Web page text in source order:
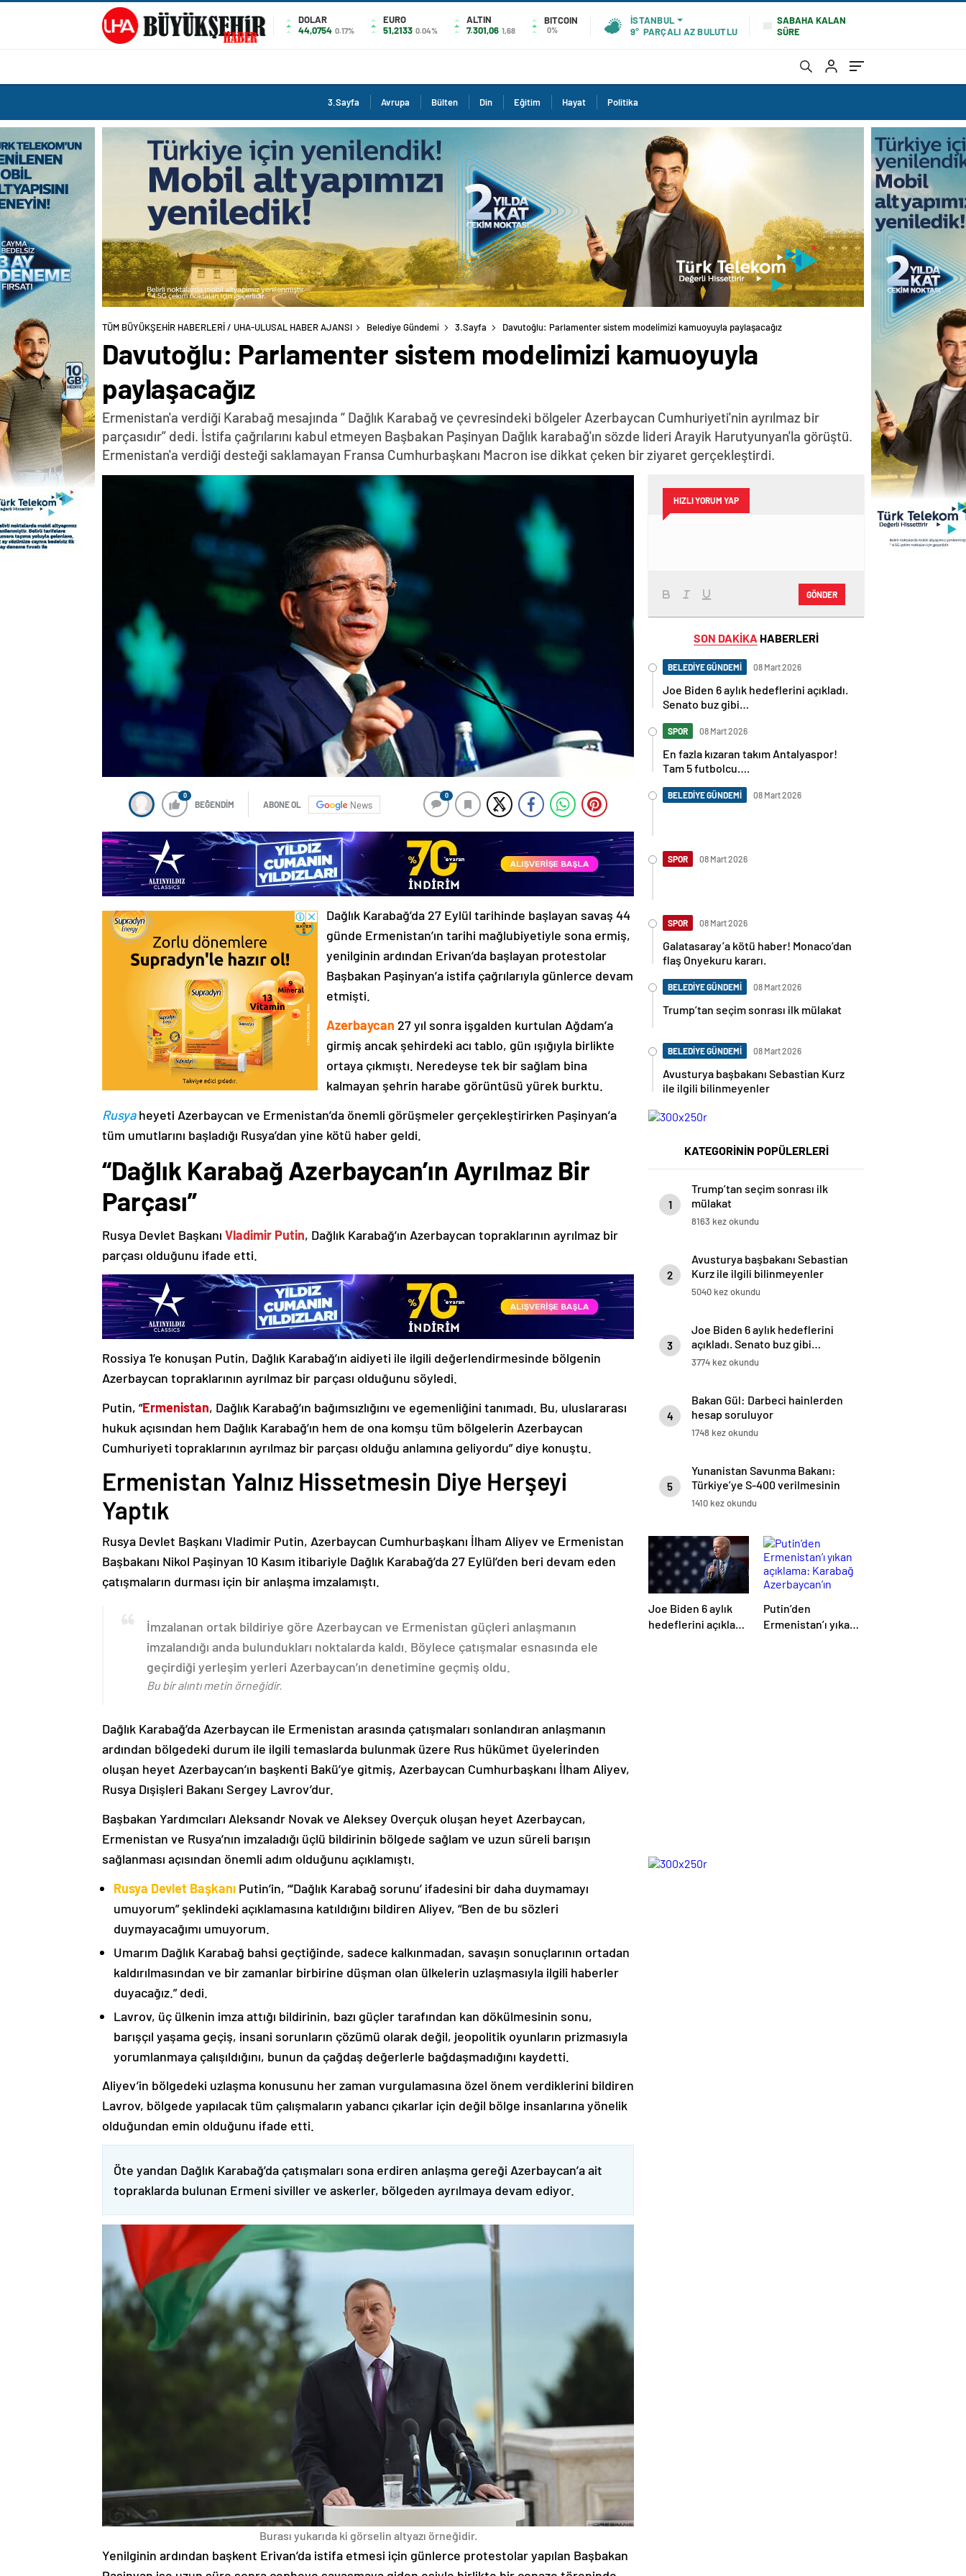
DOLAR
44,0754 0.17%
EURO
51,2133 0.04%
ALTIN
7.301,06 1,68
BITCOIN
0%
İSTANBUL
9° PARÇALI AZ BULUTLU
SABAHA KALAN
SÜRE
3.Sayfa Avrupa Bülten Din Eğitim Hayat Politika
TÜM BÜYÜKŞEHİR HABERLERİ / UHA-ULUSAL HABER AJANSI Belediye Gündemi 3.Sayfa Davutoğlu: Parlamenter sistem modelimizi kamuoyuyla paylaşacağız
Davutoğlu: Parlamenter sistem modelimizi kamuoyuyla
paylaşacağız
Ermenistan'a verdiği Karabağ mesajında “ Dağlık Karabağ ve çevresindeki bölgeler Azerbaycan Cumhuriyeti'nin ayrılmaz bir
parçasıdır” dedi. İstifa çağrılarını kabul etmeyen Başbakan Paşinyan Dağlık karabağ'ın sözde lideri Arayik Harutyunyan'la görüştü.
Ermenistan'a verdiği desteği saklamayan Fransa Cumhurbaşkanı Macron ise dikkat çeken bir ziyaret gerçekleştirdi.
0
BEĞENDİM ABONE OL News
0
Dağlık Karabağ’da 27 Eylül tarihinde başlayan savaş 44
günde Ermenistan’ın tarihi mağlubiyetiyle sona ermiş,
yenilginin ardından Erivan’da başlayan protestolar
Başbakan Paşinyan’a istifa çağrılarıyla günlerce devam
etmişti.
Azerbaycan 27 yıl sonra işgalden kurtulan Ağdam’a
girmiş ancak şehirdeki acı tablo, gün ışığıyla birlikte
ortaya çıkmıştı. Neredeyse tek bir sağlam bina
kalmayan şehrin harabe görüntüsü yürek burktu.
Rusyaheyeti Azerbaycan ve Ermenistan’da önemli görüşmeler gerçekleştirirken Paşinyan’a
tüm umutlarını başladığı Rusya’dan yine kötü haber geldi.
“Dağlık Karabağ Azerbaycan’ın Ayrılmaz Bir
Parçası”
Rusya Devlet Başkanı Vladimir Putin, Dağlık Karabağ’ın Azerbaycan topraklarının ayrılmaz bir
parçası olduğunu ifade etti.
Rossiya 1’e konuşan Putin, Dağlık Karabağ’ın aidiyeti ile ilgili değerlendirmesinde bölgenin
Azerbaycan topraklarının ayrılmaz bir parçası olduğunu söyledi.
Putin, “Ermenistan, Dağlık Karabağ’ın bağımsızlığını ve egemenliğini tanımadı. Bu, uluslararası
hukuk açısından hem Dağlık Karabağ’ın hem de ona komşu tüm bölgelerin Azerbaycan
Cumhuriyeti topraklarının ayrılmaz bir parçası olduğu anlamına geliyordu” diye konuştu.
Ermenistan Yalnız Hissetmesin Diye Herşeyi
Yaptık
Rusya Devlet Başkanı Vladimir Putin, Azerbaycan Cumhurbaşkanı İlham Aliyev ve Ermenistan
Başbakanı Nikol Paşinyan 10 Kasım itibariyle Dağlık Karabağ’da 27 Eylül’den beri devam eden
çatışmaların durması için bir anlaşma imzalamıştı.
İmzalanan ortak bildiriye göre Azerbaycan ve Ermenistan güçleri anlaşmanın
imzalandığı anda bulundukları noktalarda kaldı. Böylece çatışmalar esnasında ele
geçirdiği yerleşim yerleri Azerbaycan’ın denetimine geçmiş oldu.
Bu bir alıntı metin örneğidir.
Dağlık Karabağ’da Azerbaycan ile Ermenistan arasında çatışmaları sonlandıran anlaşmanın
ardından bölgedeki durum ile ilgili temaslarda bulunmak üzere Rus hükümet üyelerinden
oluşan heyet Azerbaycan’ın başkenti Bakü’ye gitmiş, Azerbaycan Cumhurbaşkanı İlham Aliyev,
Rusya Dışişleri Bakanı Sergey Lavrov’dur.
Başbakan Yardımcıları Aleksandr Novak ve Aleksey Overçuk oluşan heyet Azerbaycan,
Ermenistan ve Rusya’nın imzaladığı üçlü bildirinin bölgede sağlam ve uzun süreli barışın
sağlanması açısından önemli adım olduğunu açıklamıştı.
Rusya Devlet Başkanı Putin’in, “‘Dağlık Karabağ sorunu’ ifadesini bir daha duymamayı
umuyorum” şeklindeki açıklamasına katıldığını bildiren Aliyev, “Ben de bu sözleri
duymayacağımı umuyorum.
Umarım Dağlık Karabağ bahsi geçtiğinde, sadece kalkınmadan, savaşın sonuçlarının ortadan
kaldırılmasından ve bir zamanlar birbirine düşman olan ülkelerin uzlaşmasıyla ilgili haberler
duyacağız.” dedi.
Lavrov, üç ülkenin imza attığı bildirinin, bazı güçler tarafından kan dökülmesinin sonu,
barışçıl yaşama geçiş, insani sorunların çözümü olarak değil, jeopolitik oyunların prizmasıyla
yorumlanmaya çalışıldığını, bunun da çağdaş değerlerle bağdaşmadığını kaydetti.
Aliyev’in bölgedeki uzlaşma konusunu her zaman vurgulamasına özel önem verdiklerini bildiren
Lavrov, bölgede yapılacak tüm çalışmaların yabancı çıkarlar için değil bölge insanlarına yönelik
olduğundan emin olduğunu ifade etti.
Öte yandan Dağlık Karabağ’da çatışmaları sona erdiren anlaşma gereği Azerbaycan’a ait
topraklarda bulunan Ermeni siviller ve askerler, bölgeden ayrılmaya devam ediyor.
Burası yukarıda ki görselin altyazı örneğidir.
Yenilginin ardından başkent Erivan’da istifa etmesi için günlerce protestolar yapılan Başbakan
HIZLI YORUM YAP
GÖNDER
SON DAKİKA HABERLERİ
BELEDİYE GÜNDEMİ 08 Mart 2026
Joe Biden 6 aylık hedeflerini açıkladı.
Senato buz gibi…
SPOR 08 Mart 2026
En fazla kızaran takım Antalyaspor!
Tam 5 futbolcu….
BELEDİYE GÜNDEMİ 08 Mart 2026
SPOR 08 Mart 2026
SPOR 08 Mart 2026
Galatasaray’a kötü haber! Monaco’dan
flaş Onyekuru kararı.
BELEDİYE GÜNDEMİ 08 Mart 2026
Trump’tan seçim sonrası ilk mülakat
BELEDİYE GÜNDEMİ 08 Mart 2026
Avusturya başbakanı Sebastian Kurz
ile ilgili bilinmeyenler
KATEGORİNİN POPÜLERLERİ
1
Trump’tan seçim sonrası ilk
mülakat
8163 kez okundu
2
Avusturya başbakanı Sebastian
Kurz ile ilgili bilinmeyenler
5040 kez okundu
3
Joe Biden 6 aylık hedeflerini
açıkladı. Senato buz gibi…
3774 kez okundu
4
Bakan Gül: Darbeci hainlerden
hesap soruluyor
1748 kez okundu
5
Yunanistan Savunma Bakanı:
Türkiye’ye S-400 verilmesinin
amacı NATO’yu bölmek
1410 kez okundu
Joe Biden 6 aylık
hedeflerini açıkladı.
Putin’den
Ermenistan’ı yıkan